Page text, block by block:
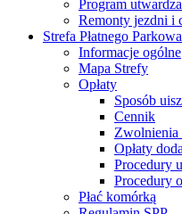
Program
Remonty jezdni i
Strefa Płatnego
Informacje ogólne
Mapa Strefy
Opłaty
Sposób
Cennik
Zwolnienia
Opłaty
Procedury
Procedury
Płać komórką